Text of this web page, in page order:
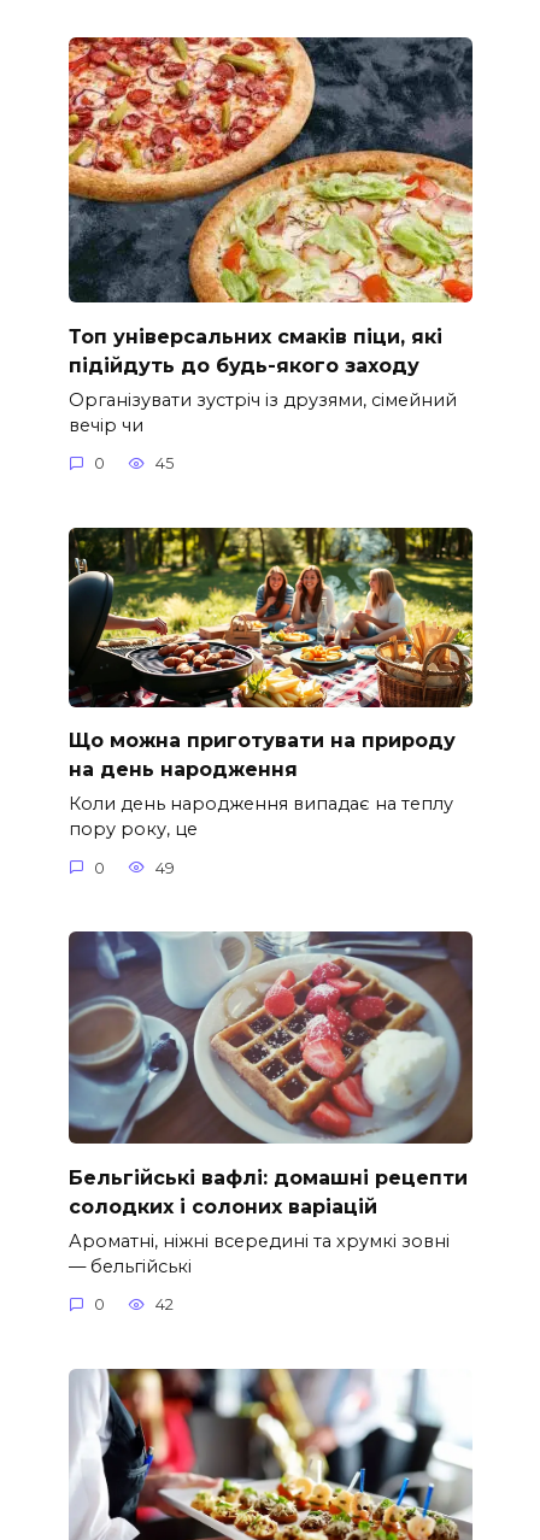
Топ універсальних смаків піци, які
підійдуть до будь-якого заходу
Організувати зустріч із друзями, сімейний
вечір чи
0 45
Що можна приготувати на природу
на день народження
Коли день народження випадає на теплу
пору року, це
0 49
Бельгійські вафлі: домашні рецепти
солодких і солоних варіацій
Ароматні, ніжні всередині та хрумкі зовні
— бельгійські
0 42